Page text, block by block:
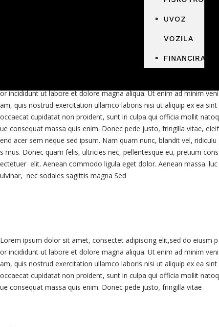
UVOZ
VOZILA
ue consequat massa quis enim. Donec pede justo, fringilla vitae
or incididunt ut labore et dolore magna aliqua. Ut enim ad minim veni
am, quis nostrud exercitation ullamco laboris nisi ut aliquip ex ea sint
occaecat cupidatat non proident, sunt in culpa qui officia mollit natoq
ue consequat massa quis enim. Donec pede justo, fringilla vitae, eleif
end acer sem neque sed ipsum. Nam quam nunc, blandit vel, ridiculu
s mus. Donec quam felis, ultricies nec, pellentesque eu, pretium cons
ectetuer elit. Aenean commodo ligula eget dolor. Aenean massa. luc
ulvinar, nec sodales sagittis magna Sed
Lorem ipsum dolor sit amet, consectet adipiscing elit,sed do eiusm p
or incididunt ut labore et dolore magna aliqua. Ut enim ad minim veni
am, quis nostrud exercitation ullamco laboris nisi ut aliquip ex ea sint
occaecat cupidatat non proident, sunt in culpa qui officia mollit natoq
ue consequat massa quis enim. Donec pede justo, fringilla vitae